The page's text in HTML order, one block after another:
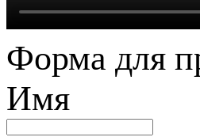
Форма для
Имя